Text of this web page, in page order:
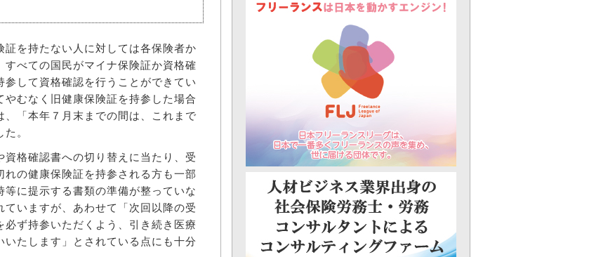
を持たない人に対しては各保険者か
べての国民がマイナ保険証か資格確
して資格確認を行うことができてい
むなく旧健康保険証を持参した場合
「本年７月末までの間は、これまで
。
格確認書への切り替えに当たり、受
の健康保険証を持参される方も一部
に提示する書類の準備が整っていな
いますが、あわせて「次回以降の受
ず持参いただくよう、引き続き医療
たします」とされている点にも十分